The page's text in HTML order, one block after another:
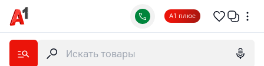
А1 плюс